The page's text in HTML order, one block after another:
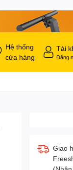
Hệ thống
cửa hàng
Tài
Đăng
Giao